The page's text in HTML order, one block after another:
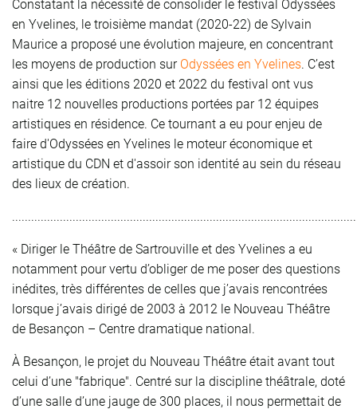
Constatant la nécessité de consolider le festival Odyssées
en Yvelines, le troisième mandat (2020-22) de Sylvain
Maurice a proposé une évolution majeure, en concentrant
les moyens de production sur Odyssées en Yvelines. C’est
ainsi que les éditions 2020 et 2022 du festival ont vus
naitre 12 nouvelles productions portées par 12 équipes
artistiques en résidence. Ce tournant a eu pour enjeu de
faire d'Odyssées en Yvelines le moteur économique et
artistique du CDN et d'assoir son identité au sein du réseau
des lieux de création.
« Diriger le Théâtre de Sartrouville et des Yvelines a eu
notamment pour vertu d’obliger de me poser des questions
inédites, très différentes de celles que j’avais rencontrées
lorsque j’avais dirigé de 2003 à 2012 le Nouveau Théâtre
de Besançon – Centre dramatique national.
À Besançon, le projet du Nouveau Théâtre était avant tout
celui d’une "fabrique". Centré sur la discipline théâtrale, doté
d’une salle d’une jauge de 300 places, il nous permettait de